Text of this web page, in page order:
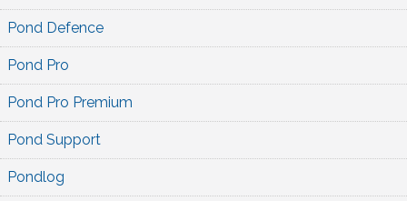
Pond Defence
Pond Pro
Pond Pro Premium
Pond Support
Pondlog